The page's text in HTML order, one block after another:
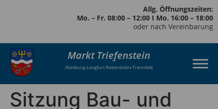
Allg. Öffnungszeiten:
Mo. – Fr. 08:00 – 12:00 I Mo. 16:00 – 18:00
oder nach Vereinbarung
Markt Triefenstein
Homburg-Lengfurt-Rettersheim-Trennfeld
Sitzung Bau- und